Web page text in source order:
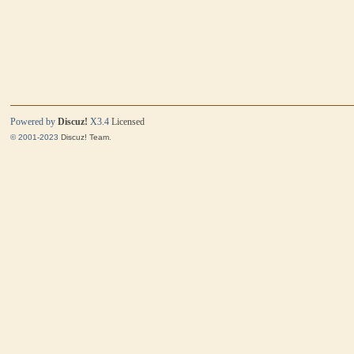
Powered byDiscuz! X3.4 Licensed
© 2001-2023Discuz! Team